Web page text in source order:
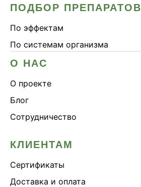
ПОДБОР ПРЕПАРАТОВ
По эффектам
По системам организма
О НАС
О проекте
Блог
Сотрудничество
КЛИЕНТАМ
Сертификаты
Доставка и оплата